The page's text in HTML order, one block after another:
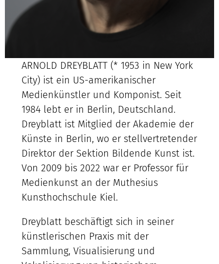
ARNOLD DREYBLATT (* 1953 in New York
City) ist ein US-amerikanischer
Medienkünstler und Komponist. Seit
1984 lebt er in Berlin, Deutschland.
Dreyblatt ist Mitglied der Akademie der
Künste in Berlin, wo er stellvertretender
Direktor der Sektion Bildende Kunst ist.
Von 2009 bis 2022 war er Professor für
Medienkunst an der Muthesius
Kunsthochschule Kiel.
Dreyblatt beschäftigt sich in seiner
künstlerischen Praxis mit der
Sammlung, Visualisierung und